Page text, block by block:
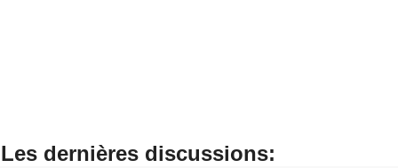
Les dernières discussions: